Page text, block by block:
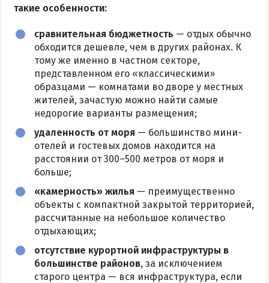
такие особенности:
сравнительная бюджетность — отдых обычно
обходится дешевле, чем в других районах. К
тому же именно в частном секторе,
представленном его «классическими»
образцами — комнатами во дворе у местных
жителей, зачастую можно найти самые
недорогие варианты размещения;
удаленность от моря — большинство мини-
отелей и гостевых домов находится на
расстоянии от 300–500 метров от моря и
больше;
«камерность» жилья — преимущественно
объекты с компактной закрытой территорией,
рассчитанные на небольшое количество
отдыхающих;
отсутствие курортной инфраструктуры в
большинстве районов, за исключением
старого центра — вся инфраструктура, если